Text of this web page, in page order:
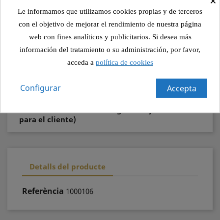
Información de seguridad y confianza para el
cliente)
Política de envío (editar con el módulo
Información de seguridad y confianza para el
Política de devolución (editar con el
para el cliente)
Detalls del producte
Referència 1000106
Le informamos que utilizamos cookies propias y de terceros
con el objetivo de mejorar el rendimiento de nuestra página
web con fines analíticos y publicitarios. Si desea más
información del tratamiento o su administración, por favor,
acceda a política de cookies
Accepta
Configurar